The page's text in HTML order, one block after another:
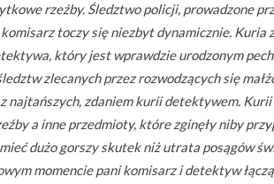
rzeźby. Śledztwo policji, prowadzone
toczy się niezbyt dynamicznie. Kuria
który jest wprawdzie urodzonym
zlecanych przez rozwodzących się
najtańszych, zdaniem kurii detektywem.
a inne przedmioty, które zginęły niby
dużo gorszy skutek niż utrata posągów
momencie pani komisarz i detektyw